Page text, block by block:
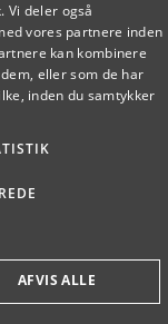
ENGLISH
Vi deler også
vores partnere inden
kan kombinere
eller som de har
inden du samtykker
AFVIS ALLE